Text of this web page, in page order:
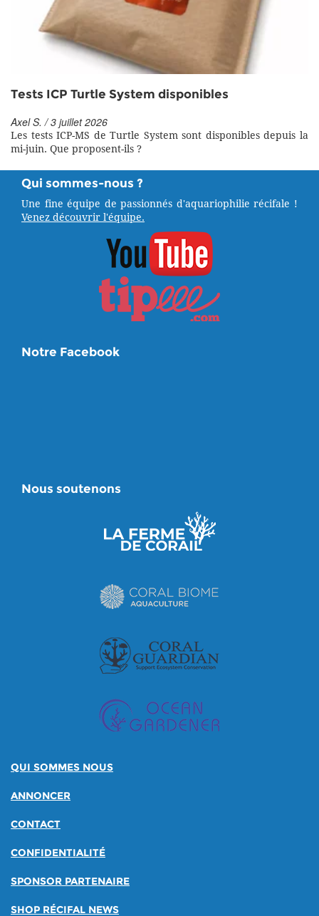
Tests ICP Turtle System disponibles
Axel S. / 3 juillet 2026
Les tests ICP-MS de Turtle System sont disponibles depuis la
mi-juin. Que proposent-ils ?
Qui sommes-nous ?
Une fine équipe de passionnés d'aquariophilie récifale !
Venez découvrir l'équipe.
Notre Facebook
Nous soutenons
QUI SOMMES NOUS
ANNONCER
CONTACT
CONFIDENTIALITÉ
SPONSOR PARTENAIRE
SHOP RÉCIFAL NEWS